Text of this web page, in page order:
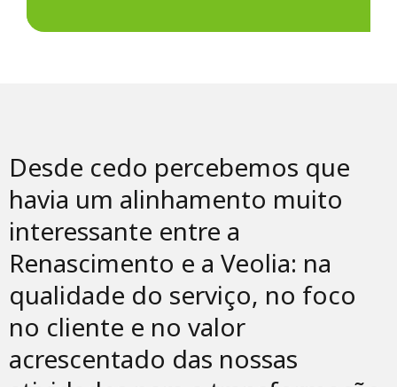
Desde cedo percebemos que
havia um alinhamento muito
interessante entre a
Renascimento e a Veolia: na
qualidade do serviço, no foco
no cliente e no valor
acrescentado das nossas